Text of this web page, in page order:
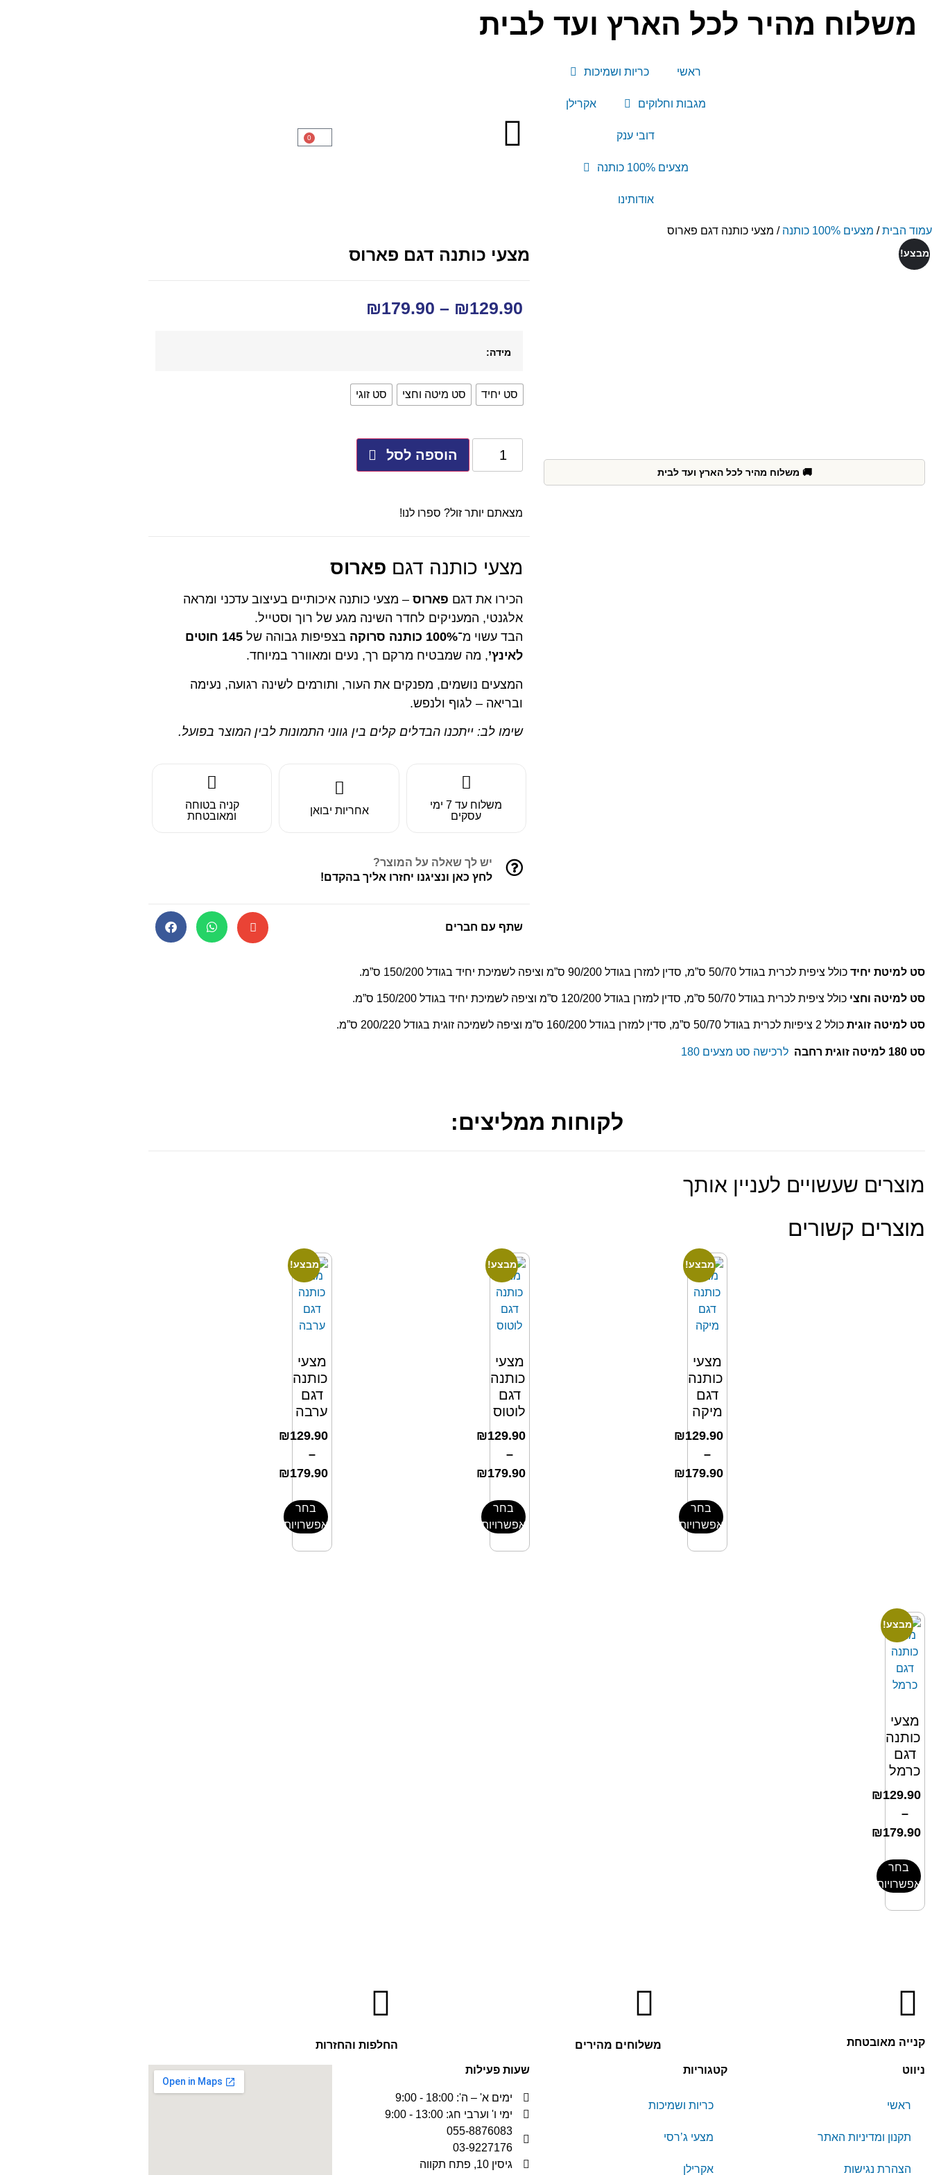
משלוח מהיר לכל הארץ ועד לבית
ראשי כריות ושמיכות
מגבות וחלוקים אקרילן
דובי ענק
מצעים 100% כותנה
אודותינו
0
עמוד הבית/ מצעים 100% כותנה / מצעי כותנה דגם פארוס
מבצע!
🚚 משלוח מהיר לכל הארץ ועד לבית
מצעי כותנה דגם פארוס
₪129.90
–
₪179.90
מידה:
סט יחיד סט מיטה וחצי סט זוגי
הוספה לסל
מצאתם יותר זול? ספרו לנו!
מצעי כותנה דגם פארוס
הכירו את דגם פארוס – מצעי כותנה איכותיים בעיצוב עדכני ומראה
אלגנטי, המעניקים לחדר השינה מגע של רוך וסטייל.
הבד עשוי מ־100% כותנה סרוקה בצפיפות גבוהה של
145 חוטים
לאינץ’, מה שמבטיח מרקם רך, נעים ומאוורר במיוחד.
המצעים נושמים, מפנקים את העור, ותורמים לשינה רגועה, נעימה
ובריאה – לגוף ולנפש.
שימו לב: ייתכנו הבדלים קלים בין גווני התמונות לבין המוצר בפועל.
משלוח עד 7 ימי
עסקים
אחריות יבואן
קניה בטוחה
ומאובטחת
יש לך שאלה על המוצר?
לחץ כאן ונציגנו יחזרו אליך בהקדם!
שתף עם חברים
סט למיטת יחיד כולל ציפית לכרית בגודל 50/70 ס”מ, סדין למזרן בגודל 90/200 ס”מ וציפה לשמיכת יחיד בגודל 150/200 ס”מ.
סט למיטה וחצי כולל ציפית לכרית בגודל 50/70 ס”מ, סדין למזרן בגודל 120/200 ס”מ וציפה לשמיכת יחיד בגודל 150/200 ס”מ.
סט למיטה זוגית כולל 2 ציפיות לכרית בגודל 50/70 ס”מ, סדין למזרן בגודל 160/200 ס”מ וציפה לשמיכה זוגית בגודל 200/220 ס”מ.
סט 180 למיטה זוגית רחבה לרכישה סט מצעים 180
לקוחות ממליצים:
מוצרים שעשויים לעניין אותך
מוצרים קשורים
מבצע!
מצעי
כותנה
דגם
מיקה
₪129.90
–
₪179.90
בחר
אפשרויות
מבצע!
מצעי
כותנה
דגם
לוטוס
₪129.90
–
₪179.90
בחר
אפשרויות
מבצע!
מצעי
כותנה
דגם
ערבה
₪129.90
–
₪179.90
בחר
אפשרויות
מבצע!
מצעי
כותנה
דגם
כרמל
₪129.90
–
₪179.90
בחר
אפשרויות
קנייה מאובטחת משלוחים מהירים החלפות והחזרות
ניווט
ראשי
תקנון ומדיניות האתר
הצהרת נגישות
קטגוריות
כריות ושמיכות
מצעי ג’רסי
אקרילן
שעות פעילות
ימים א' – ה': 18:00 - 9:00
ימי ו' וערבי חג: 13:00 - 9:00
055-8876083
03-9227176
גיסין 10, פתח תקווה